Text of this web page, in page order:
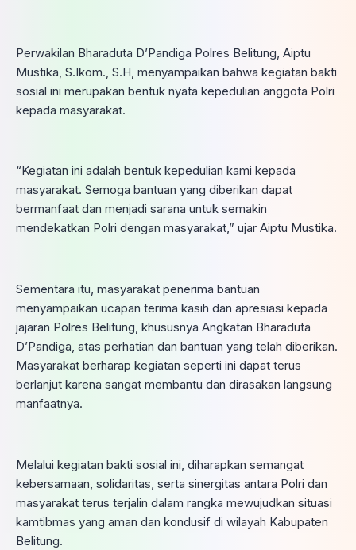
Perwakilan Bharaduta D’Pandiga Polres Belitung, Aiptu
Mustika, S.Ikom., S.H, menyampaikan bahwa kegiatan bakti
sosial ini merupakan bentuk nyata kepedulian anggota Polri
kepada masyarakat.
“Kegiatan ini adalah bentuk kepedulian kami kepada
masyarakat. Semoga bantuan yang diberikan dapat
bermanfaat dan menjadi sarana untuk semakin
mendekatkan Polri dengan masyarakat,” ujar Aiptu Mustika.
Sementara itu, masyarakat penerima bantuan
menyampaikan ucapan terima kasih dan apresiasi kepada
jajaran Polres Belitung, khususnya Angkatan Bharaduta
D’Pandiga, atas perhatian dan bantuan yang telah diberikan.
Masyarakat berharap kegiatan seperti ini dapat terus
berlanjut karena sangat membantu dan dirasakan langsung
manfaatnya.
Melalui kegiatan bakti sosial ini, diharapkan semangat
kebersamaan, solidaritas, serta sinergitas antara Polri dan
masyarakat terus terjalin dalam rangka mewujudkan situasi
kamtibmas yang aman dan kondusif di wilayah Kabupaten
Belitung.